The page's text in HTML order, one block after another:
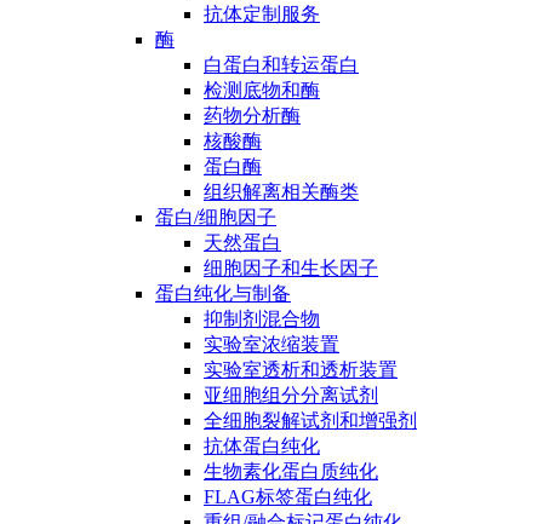
抗体定制服务
酶
白蛋白和转运蛋白
检测底物和酶
药物分析酶
核酸酶
蛋白酶
组织解离相关酶类
蛋白/细胞因子
天然蛋白
细胞因子和生长因子
蛋白纯化与制备
抑制剂混合物
实验室浓缩装置
实验室透析和透析装置
亚细胞组分分离试剂
全细胞裂解试剂和增强剂
抗体蛋白纯化
生物素化蛋白质纯化
FLAG标签蛋白纯化